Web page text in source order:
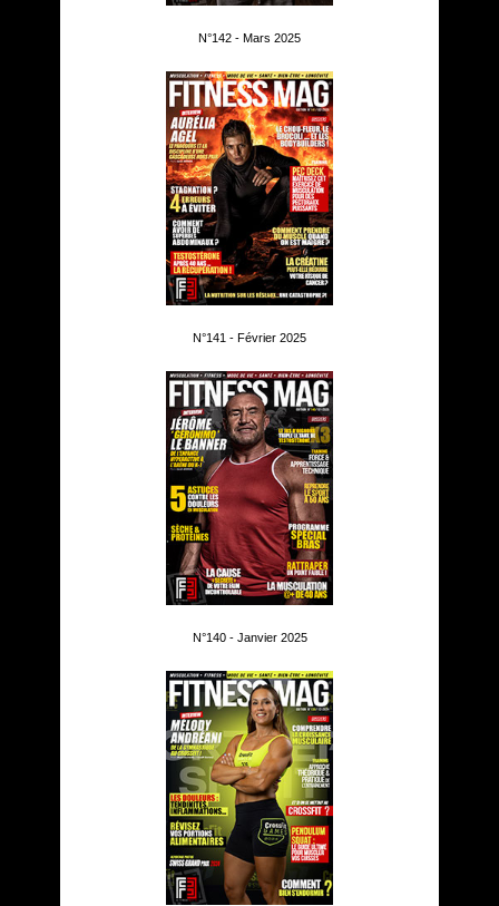
N°142 - Mars 2025
N°141 - Février 2025
N°140 - Janvier 2025